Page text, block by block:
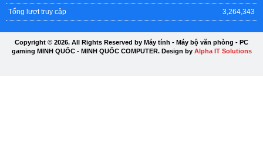
Tổng lượt truy cập
3,264,343
Copyright © 2026. All Rights Reserved by Máy tính - Máy bộ văn phòng - PC
gaming MINH QUỐC - MINH QUỐC COMPUTER. Design by Alpha IT Solutions